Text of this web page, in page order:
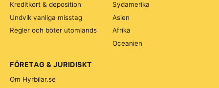
Sydamerika
Asien
Afrika
Oceanien
Kreditkort & deposition
Undvik vanliga misstag
Regler och böter utomlands
FÖRETAG & JURIDISKT
Om Hyrbilar.se